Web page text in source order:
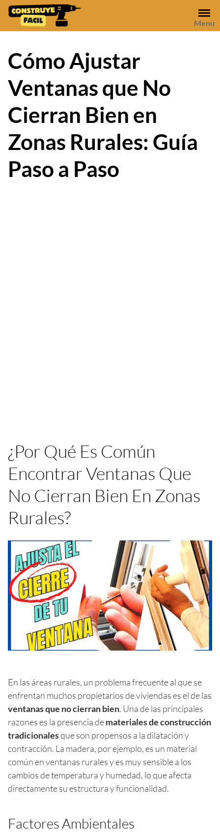
Skip
content
Menu
Cómo Ajustar
Ventanas que No
Cierran Bien en
Zonas Rurales: Guía
Paso a Paso
¿Por Qué Es Común
Encontrar Ventanas Que
No Cierran Bien En Zonas
Rurales?
En las áreas rurales, un problema frecuente al que se
enfrentan muchos propietarios de viviendas es el de las
ventanas que no cierran bien. Una de las principales
razones es la presencia demateriales de construcción
tradicionalesque son propensos a la dilatación y
contracción. La madera, por ejemplo, es un material
común en ventanas rurales y es muy sensible a los
cambios de temperatura y humedad, lo que afecta
directamente su estructura y funcionalidad.
Factores Ambientales